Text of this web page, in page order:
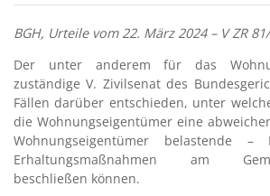
BGH, Urteile vom 22. März 2024 – V ZR
Der unter anderem für das
zuständige V. Zivilsenat des
Fällen darüber entschieden, unter
die Wohnungseigentümer eine
Wohnungseigentümer belastende –
Erhaltungsmaßnahmen am
beschließen können.